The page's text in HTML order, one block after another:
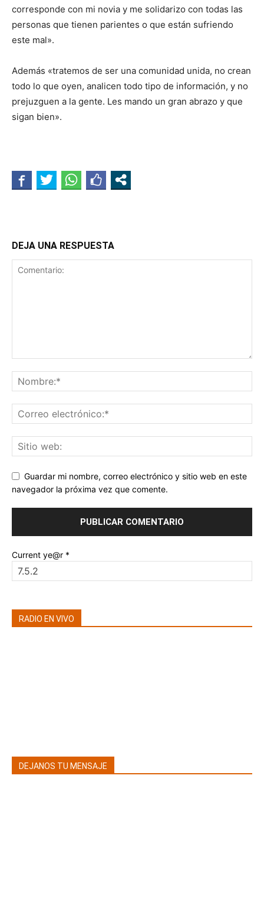
corresponde con mi novia y me solidarizo con todas las
personas que tienen parientes o que están sufriendo
este mal».
Además «tratemos de ser una comunidad unida, no crean
todo lo que oyen, analicen todo tipo de información, y no
prejuzguen a la gente. Les mando un gran abrazo y que
sigan bien».
DEJA UNA RESPUESTA
Guardar mi nombre, correo electrónico y sitio web en este
navegador la próxima vez que comente.
Current ye@r *
RADIO EN VIVO
DEJANOS TU MENSAJE